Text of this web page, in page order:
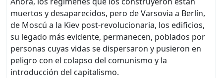
muertos y desaparecidos, pero de Varsovia a Berlín,
de Moscú a la Kiev post-revolucionaria, los edificios,
su legado más evidente, permanecen, poblados por
personas cuyas vidas se dispersaron y pusieron en
peligro con el colapso del comunismo y la
introducción del capitalismo.